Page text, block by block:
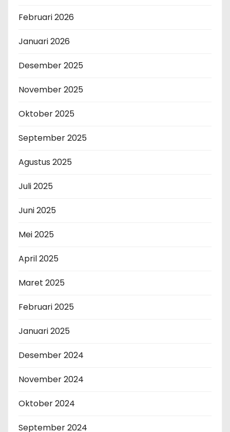
Februari 2026
Januari 2026
Desember 2025
November 2025
Oktober 2025
September 2025
Agustus 2025
Juli 2025
Juni 2025
Mei 2025
April 2025
Maret 2025
Februari 2025
Januari 2025
Desember 2024
November 2024
Oktober 2024
September 2024